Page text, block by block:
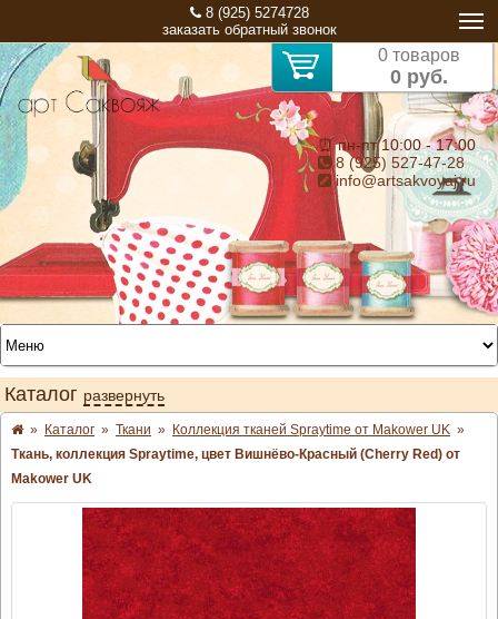
8 (925) 5274728
заказать обратный звонок
0 товаров
0 руб.
⏰ пн-пт 10:00 - 17:00
8 (925) 527-47-28
info@artsakvoyaj.ru
Каталог развернуть
» Каталог » Ткани » Коллекция тканей Spraytime от Makower UK »
Ткань, коллекция Spraytime, цвет Вишнёво-Красный (Cherry Red) от
Makower UK